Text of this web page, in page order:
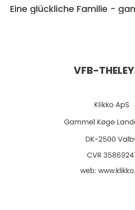
Eine glückliche Familie -
VFB-
web: